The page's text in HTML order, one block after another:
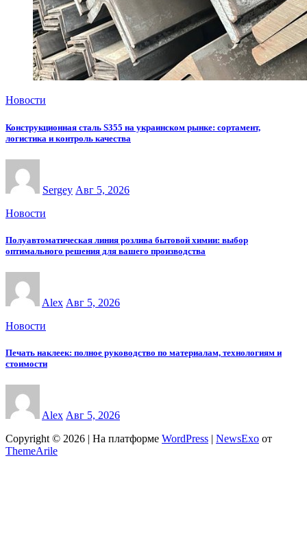
Новости
Конструкционная сталь S355 на украинском рынке: сортамент,
логистика и контроль качества
Sergey Авг 5, 2026
Новости
Полуавтоматическая линия розлива бытовой химии: выбор
оптимального решения для вашего производства
Alex Авг 5, 2026
Новости
Печать наклеек: полное руководство по материалам, технологиям и
стоимости
Alex Авг 5, 2026
Copyright © 2026 | На платформе WordPress NewsExo от
ThemeArile